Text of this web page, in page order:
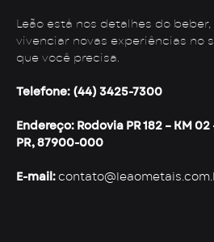
Leão está nos detalhes do beber,
vivenciar novas experiências no
que você precisa.
Telefone: (44) 3425-7300
Endereço: Rodovia PR 182 – KM
PR, 87900-000
E-mail: